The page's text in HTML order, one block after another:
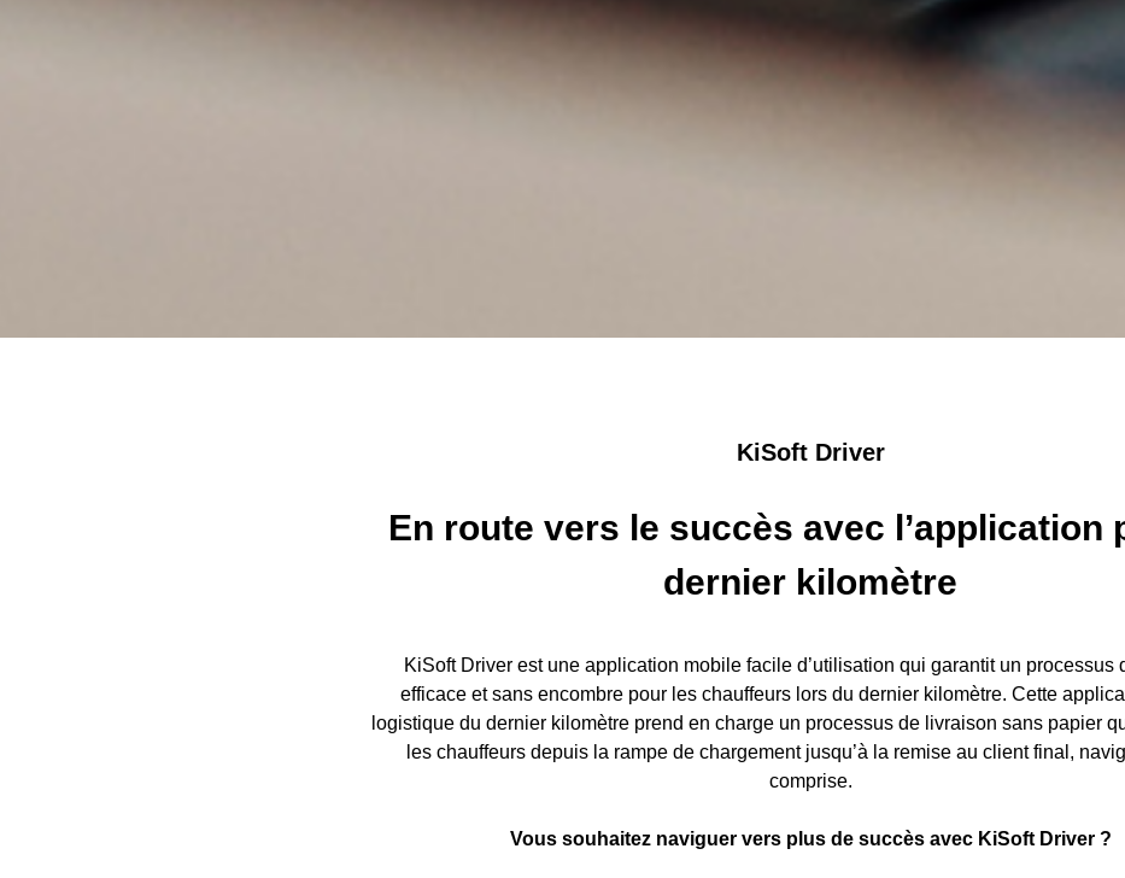
KiSoft Driver
En route vers le succès avec l’application
dernier kilomètre
KiSoft Driver est une application mobile facile d’utilisation qui garantit un processus
efficace et sans encombre pour les chauffeurs lors du dernier kilomètre. Cette
logistique du dernier kilomètre prend en charge un processus de livraison sans papier
les chauffeurs depuis la rampe de chargement jusqu’à la remise au client final,
comprise.
Vous souhaitez naviguer vers plus de succès avec KiSoft Driver ?